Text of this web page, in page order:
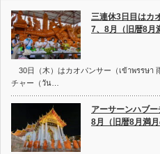
三連休3日目はカ
7、8月（旧暦8月
30日（木）はカオパンサー（เข้าพรรษา
チャー（วัน…
アーサーンハブ
8月（旧暦8月満月